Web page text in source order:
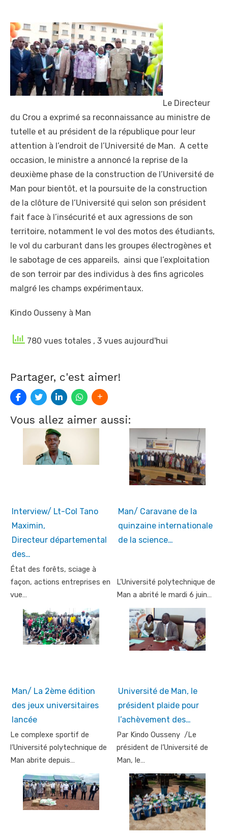
Le Directeur
du Crou a exprimé sa reconnaissance au ministre de
tutelle et au président de la république pour leur
attention à l’endroit de l’Université de Man. A cette
occasion, le ministre a annoncé la reprise de la
deuxième phase de la construction de l’Université de
Man pour bientôt, et la poursuite de la construction
de la clôture de l’Université qui selon son président
fait face à l’insécurité et aux agressions de son
territoire, notamment le vol des motos des étudiants,
le vol du carburant dans les groupes électrogènes et
le sabotage de ces appareils, ainsi que l’exploitation
de son terroir par des individus à des fins agricoles
malgré les champs expérimentaux.
Kindo Ousseny à Man
780 vues totales , 3 vues aujourd'hui
Partager, c'est aimer!
Vous allez aimer aussi:
Interview/ Lt-Col Tano
Maximin,
Directeur départemental
des…
État des forêts, sciage à
façon, actions entreprises en
vue…
Man/ Caravane de la
quinzaine internationale
de la science…
L’Université polytechnique de
Man a abrité le mardi 6 juin…
Man/ La 2ème édition
des jeux universitaires
lancée
Le complexe sportif de
l’Université polytechnique de
Man abrite depuis…
Université de Man, le
président plaide pour
l’achèvement des…
Par Kindo Ousseny /Le
président de l’Université de
Man, le…